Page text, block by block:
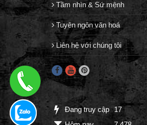
Tầm nhìn & Sứ mệnh
Tuyên ngôn văn hoá
Liên hệ với chúng tôi
Đang truy cập 17